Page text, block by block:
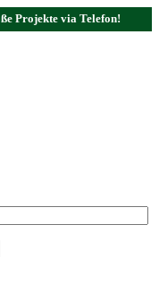
Projekte via Telefon!